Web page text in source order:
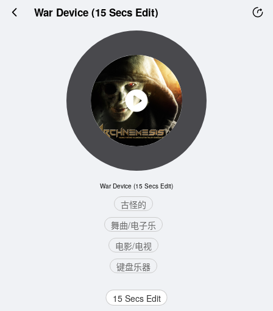
War Device (15 Secs Edit)
War Device (15 Secs Edit)
古怪的
舞曲/电子乐
电影/电视
键盘乐器
15 Secs Edit